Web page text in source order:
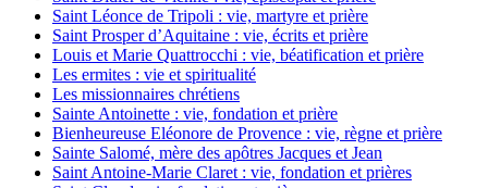
Saint Léonce de Tripoli : vie, martyre et prière
Saint Prosper d’Aquitaine : vie, écrits et prière
Louis et Marie Quattrocchi : vie, béatification et prière
Les ermites : vie et spiritualité
Les missionnaires chrétiens
Sainte Antoinette : vie, fondation et prière
Bienheureuse Eléonore de Provence : vie, règne et prière
Sainte Salomé, mère des apôtres Jacques et Jean
Saint Antoine-Marie Claret : vie, fondation et prières